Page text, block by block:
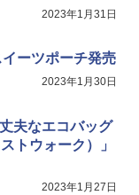
2023年1月31日
ーツポーチ発売
2023年1月30日
夫なエコバッグ
トウォーク）」
2023年1月27日